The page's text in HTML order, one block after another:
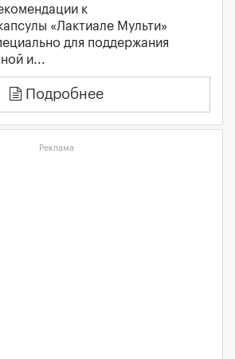
к
«Лактиале Мульти»
для поддержания
и...
Подробнее
Реклама